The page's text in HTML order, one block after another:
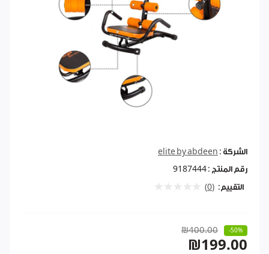
الشركة : elite by abdeen
رقم المنتج : 9187444
التقييم: (0)
₪400.00 -50%
₪199.00